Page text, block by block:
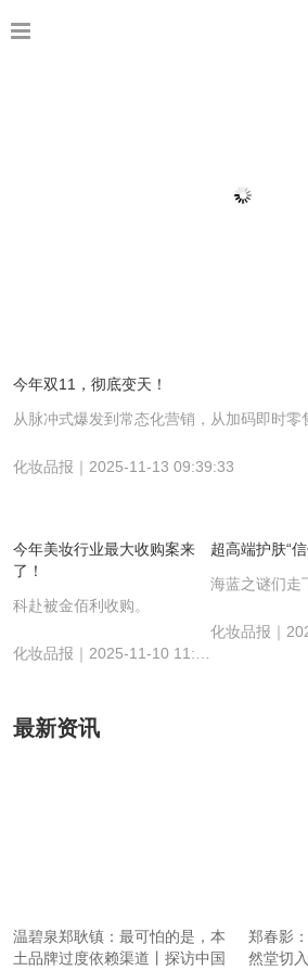
今年双11，彻底变天！
化妆品报｜2025-11-13 09:39:33
今年美妆行业最大收购案来
了！
科赴被金佰利收购。
超高端护肤“
海蓝之谜们走
最新资讯
温碧泉郑耿镇：最可怕的是，本
土品牌过度依赖渠道丨探访中国
郑春影
然堂切